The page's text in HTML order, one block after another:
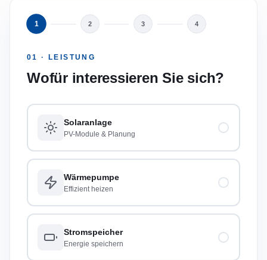
1 2 3 4
01 · LEISTUNG
Wofür interessieren Sie sich?
Solaranlage
PV-Module & Planung
Wärmepumpe
Effizient heizen
Stromspeicher
Energie speichern